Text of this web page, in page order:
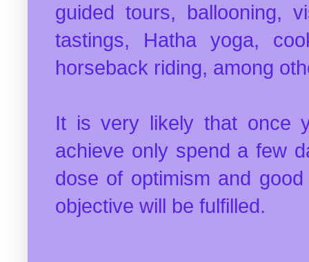
guided tours, ballooning,
tastings, Hatha yoga,
horseback riding, among
It is very likely that once
achieve only spend a few
dose of optimism and
objective will be fulfilled.